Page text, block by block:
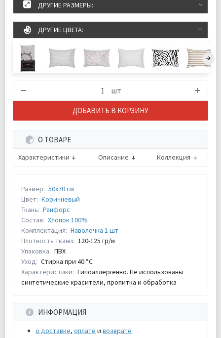
ДРУГИЕ РАЗМЕРЫ:
ДРУГИЕ ЦВЕТА:
шт
ДОБАВИТЬ В КОРЗИНУ
О ТОВАРЕ
Характеристики Описание Коллекция
Размер: 50х70 см
Цвет: Коричневый
Ткань: Ранфорс
Состав: Хлопок 100%
Комплектация: Наволочка 1 шт
Плотность ткани: 120-125 гр/м
Упаковка: ПВХ
Уход: Стирка при 40 °С
Характеристики: Гипоаллергенно. Не использованы
синтетические красители, пропитка и обработка
ИНФОРМАЦИЯ
о доставке, оплате и возврате